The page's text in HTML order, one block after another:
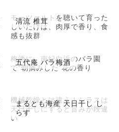
清流 椎茸
モーツァルトを聴いて育った
しいたけは、肉厚で香り、食
感も抜群
五代庵 バラ梅酒
梅酒に、南紀白浜のバラ園
で“朝摘みした”花の香り
まるとも海産 天日干し し
らす
機械乾燥とは違う！シラスは
天日干しにすると旨みが段違
い